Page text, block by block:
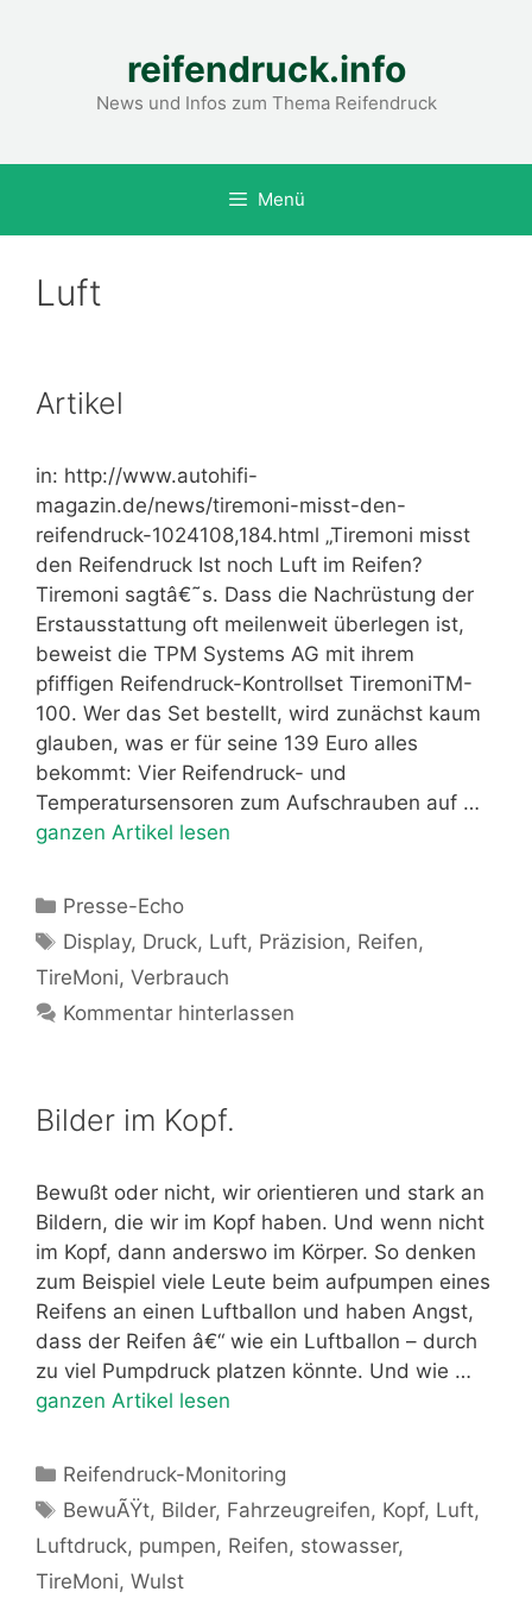
reifendruck.info
News und Infos zum Thema Reifendruck
Menü
Luft
Artikel
in: http://www.autohifi-
magazin.de/news/tiremoni-misst-den-
reifendruck-1024108,184.html „Tiremoni misst
den Reifendruck Ist noch Luft im Reifen?
Tiremoni sagtâ€˜s. Dass die Nachrüstung der
Erstausstattung oft meilenweit überlegen ist,
beweist die TPM Systems AG mit ihrem
pfiffigen Reifendruck-Kontrollset TiremoniTM-
100. Wer das Set bestellt, wird zunächst kaum
glauben, was er für seine 139 Euro alles
bekommt: Vier Reifendruck- und
Temperatursensoren zum Aufschrauben auf …
ganzen Artikel lesen
Kategorien
Presse-Echo
Schlagwörter
Display, Druck, Luft, Präzision, Reifen,
TireMoni, Verbrauch
Kommentar hinterlassen
Bilder im Kopf.
Bewußt oder nicht, wir orientieren und stark an
Bildern, die wir im Kopf haben. Und wenn nicht
im Kopf, dann anderswo im Körper. So denken
zum Beispiel viele Leute beim aufpumpen eines
Reifens an einen Luftballon und haben Angst,
dass der Reifen â€“ wie ein Luftballon – durch
zu viel Pumpdruck platzen könnte. Und wie …
ganzen Artikel lesen
Kategorien
Reifendruck-Monitoring
Schlagwörter
BewuÃŸt, Bilder, Fahrzeugreifen, Kopf, Luft,
Luftdruck, pumpen, Reifen, stowasser,
TireMoni, Wulst